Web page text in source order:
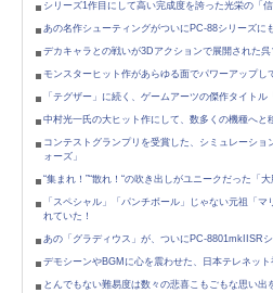
シリーズ1作目にして高い完成度を誇った光栄の「信
あの名作シューティングがついにPC-88シリーズに
デカキャラとの戦いが3Dアクションで展開された呉
モンスターヒット作があらゆる面でパワーアップし
「テグザー」に続く、ゲームアーツの傑作タイトル
中村光一氏の大ヒット作にして、数多くの機種へと
コンテストグランプリを受賞した、シミュレーシ
ォーズ」
“集まれ！”“散れ！“の吹き出しがユニークだった「大
「スペシャル」「パンチボール」じゃない元祖「
れていた！
あの「グラディウス」が、ついにPC-8801mkIISR
デモシーンやBGMに心を震わせた、日本テレネット
とんでもない難易度は数々の悲喜こもごもな思い出